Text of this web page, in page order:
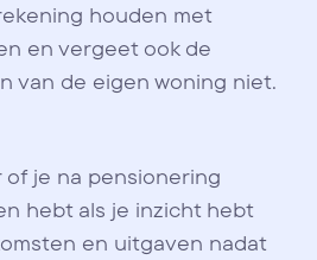
houden met
en vergeet ook de
van de eigen woning niet.
of je na pensionering
hebt als je inzicht hebt
en uitgaven nadat